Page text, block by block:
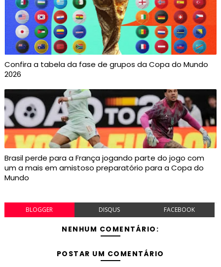
Confira a tabela da fase de grupos da Copa do Mundo
2026
Brasil perde para a França jogando parte do jogo com
um a mais em amistoso preparatório para a Copa do
Mundo
BLOGGER DISQUS FACEBOOK
NENHUM COMENTÁRIO:
POSTAR UM COMENTÁRIO